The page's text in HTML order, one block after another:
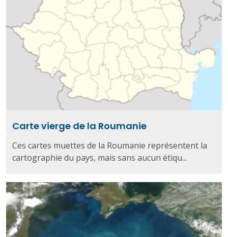
Carte vierge de la Roumanie
Ces cartes muettes de la Roumanie représentent la
cartographie du pays, mais sans aucun étiqu...